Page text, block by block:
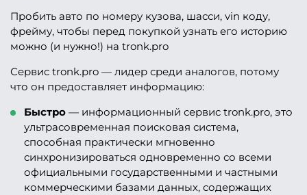
Пробить авто по номеру кузова, шасси, vin коду,
фрейму, чтобы перед покупкой узнать его историю
можно (и нужно!) на tronk.pro
Сервис tronk.pro — лидер среди аналогов, потому
что он предоставляет информацию:
Быстро — информационный сервис tronk.pro, это
ультрасовременная поисковая система,
способная практически мгновенно
синхронизироваться одновременно со всеми
официальными государственными и частными
коммерческими базами данных, содержащих